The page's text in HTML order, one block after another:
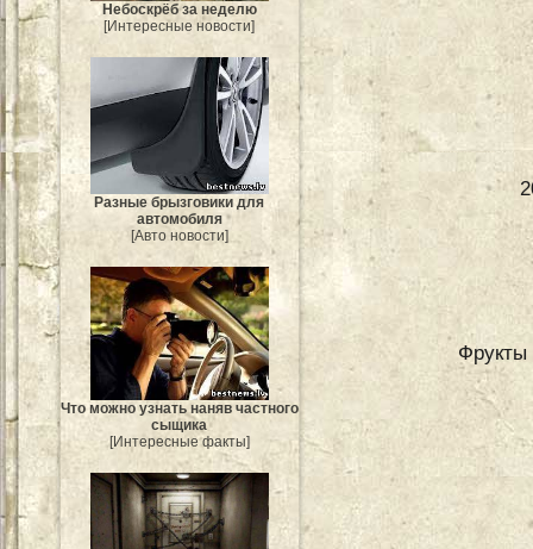
Небоскрёб за неделю
[Интересные новости]
Разные брызговики для
автомобиля
[Авто новости]
Что можно узнать наняв частного
сыщика
[Интересные факты]
Фрукты